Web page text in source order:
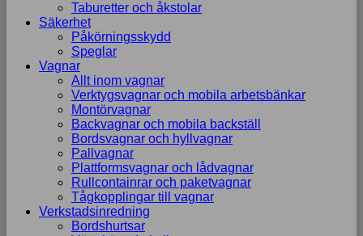
Taburetter och åkstolar
Säkerhet
Påkörningsskydd
Speglar
Vagnar
Allt inom vagnar
Verktygsvagnar och mobila arbetsbänkar
Montörvagnar
Backvagnar och mobila backställ
Bordsvagnar och hyllvagnar
Pallvagnar
Plattformsvagnar och lådvagnar
Rullcontainrar och paketvagnar
Tågkopplingar till vagnar
Verkstadsinredning
Bordshurtsar